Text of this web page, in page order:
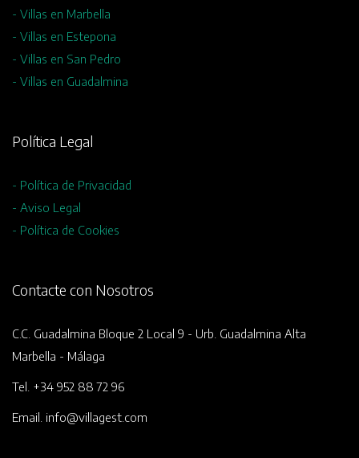
- Villas en Marbella
- Villas en Estepona
- Villas en San Pedro
- Villas en Guadalmina
Política Legal
- Política de Privacidad
- Aviso Legal
- Política de Cookies
Contacte con Nosotros
C.C. Guadalmina Bloque 2 Local 9 - Urb. Guadalmina Alta
Marbella - Málaga
Tel. +34 952 88 72 96
Email. info@villagest.com